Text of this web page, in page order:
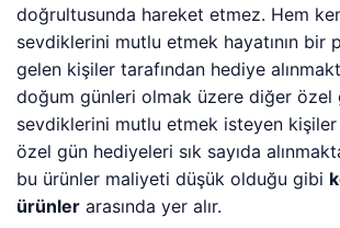
doğrultusunda hareket etmez. Hem
sevdiklerini mutlu etmek hayatının bir
gelen kişiler tarafından hediye
doğum günleri olmak üzere diğer özel
sevdiklerini mutlu etmek isteyen kişiler
özel gün hediyeleri sık sayıda
bu ürünler maliyeti düşük olduğu gibi
ürünler arasında yer alır.